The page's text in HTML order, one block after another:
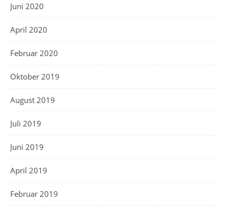
Juni 2020
April 2020
Februar 2020
Oktober 2019
August 2019
Juli 2019
Juni 2019
April 2019
Februar 2019